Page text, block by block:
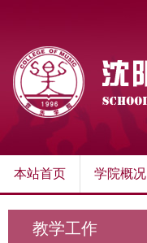
本站首页 学院概况
教学工作